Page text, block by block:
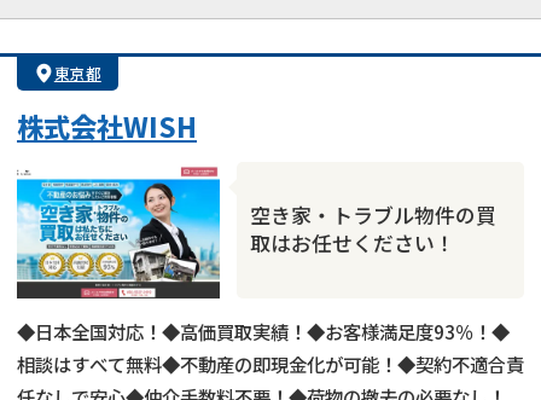
決済までが早い
1億円以上の買取可
業歴10年以上
業者案件歓迎
士業連携有り
東京都
株式会社WISH
空き家・トラブル物件の買
取はお任せください！
◆日本全国対応！◆高価買取実績！◆お客様満足度93％！◆
相談はすべて無料◆不動産の即現金化が可能！◆契約不適合責